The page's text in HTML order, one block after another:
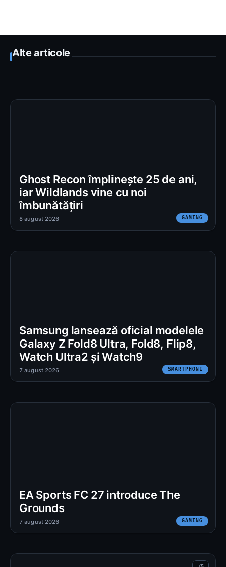
Alte articole
Ghost Recon împlinește 25 de ani,
iar Wildlands vine cu noi
îmbunătățiri
GAMING
8 august 2026
Samsung lansează oficial modelele
Galaxy Z Fold8 Ultra, Fold8, Flip8,
Watch Ultra2 și Watch9
SMARTPHONE
7 august 2026
EA Sports FC 27 introduce The
Grounds
GAMING
7 august 2026